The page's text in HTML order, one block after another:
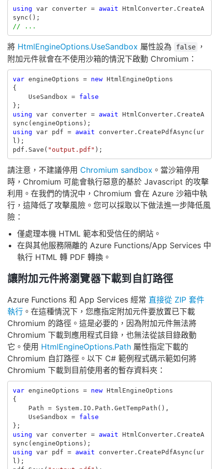
using var converter = await HtmlConverter. CreateA
sync ();
// ...
將 HtmlEngineOptions.UseSandbox 屬性設為 false
，
附加元件就會在不使用沙箱的情況下啟動 Chromium：
var engineOptions = new HtmlEngineOptions
{
UseSandbox =
false
};
using var converter = await HtmlConverter. CreateA
sync ( engineOptions );
using var pdf = await converter. CreatePdfAsync ( ur
l );
pdf . Save ( "output.pdf" );
請注意，不建議停用 Chromium sandbox 。當沙箱停用
時，Chromium 可能會執行惡意的基於 Javascript 的攻擊
利用。在我們的情況中，Chromium 會在 Azure 沙箱中執
行，這降低了攻擊風險。您可以採取以下做法進一步降低風
險：
僅處理本機 HTML 範本和受信任的網站。
在與其他服務隔離的 Azure Functions/App Services 中
執行 HTML 轉 PDF 轉換。
讓附加元件將瀏覽器下載到自訂路徑
Azure Functions 和 App Services 經常 直接從 ZIP 套件
執行 。在這種情況下，您應指定附加元件要放置已下載
Chromium 的路徑。這是必要的，因為附加元件無法將
Chromium 下載到應用程式目錄，也無法從該目錄啟動
它。使用 HtmlEngineOptions.Path 屬性指定下載的
Chromium 自訂路徑。以下 C# 範例程式碼示範如何將
Chromium 下載到目前使用者的暫存資料夾：
var engineOptions = new HtmlEngineOptions
{
Path = System. IO . Path . GetTempPath (),
UseSandbox =
false
};
using var converter = await HtmlConverter. CreateA
sync ( engineOptions );
using var pdf = await converter. CreatePdfAsync ( ur
l );